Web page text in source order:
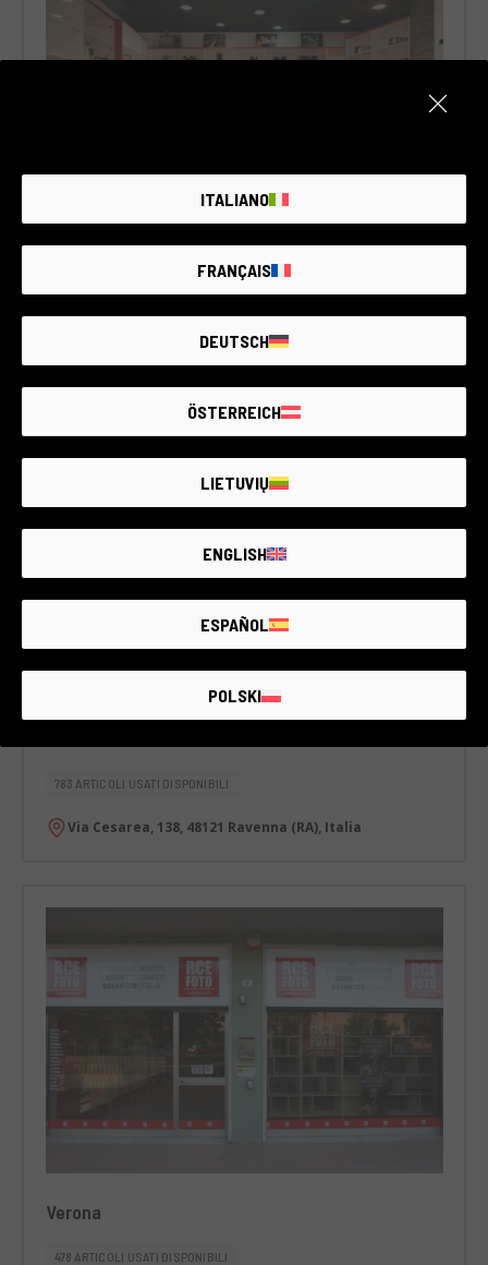
783 ARTICOLI USATI DISPONIBILI
Via Cesarea, 138, 48121 Ravenna (RA), Italia
Verona
478 ARTICOLI USATI DISPONIBILI
ITALIANO
FRANÇAIS
DEUTSCH
ÖSTERREICH
LIETUVIŲ
ENGLISH
ESPAÑOL
POLSKI